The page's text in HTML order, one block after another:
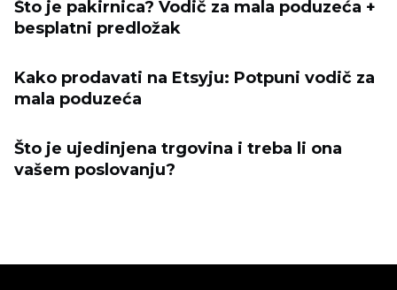
Što je pakirnica? Vodič za mala poduzeća +
besplatni predložak
Kako prodavati na Etsyju: Potpuni vodič za
mala poduzeća
Što je ujedinjena trgovina i treba li ona
vašem poslovanju?